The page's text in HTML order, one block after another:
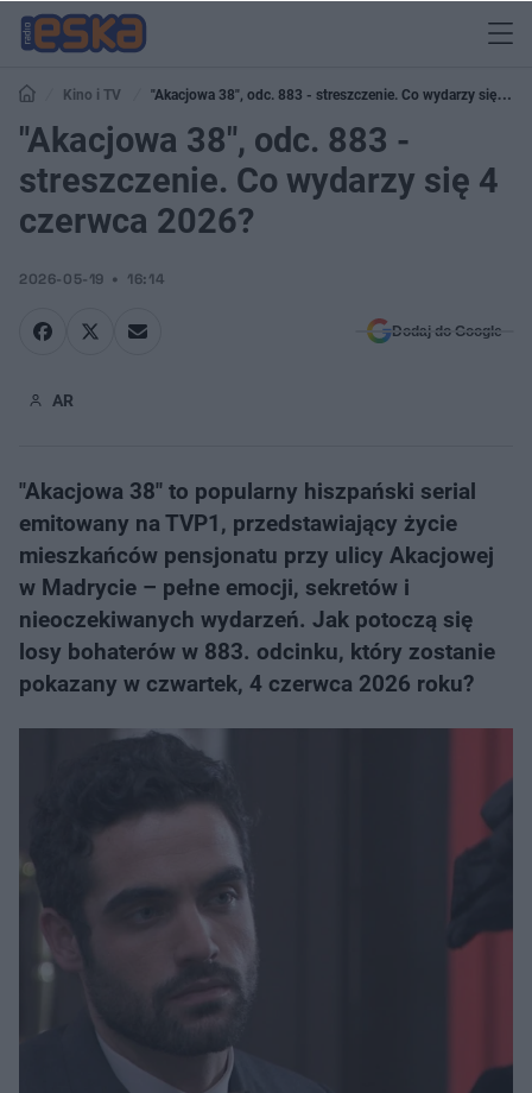
Kino i TV
"Akacjowa 38", odc. 883 - streszczenie. Co wydarzy się 4
czerwca 2026?
"Akacjowa 38", odc. 883 -
streszczenie. Co wydarzy się 4
czerwca 2026?
2026-05-19 16:14
Dodaj do Google
AR
"Akacjowa 38" to popularny hiszpański serial
emitowany na TVP1, przedstawiający życie
mieszkańców pensjonatu przy ulicy Akacjowej
w Madrycie – pełne emocji, sekretów i
nieoczekiwanych wydarzeń. Jak potoczą się
losy bohaterów w 883. odcinku, który zostanie
pokazany w czwartek, 4 czerwca 2026 roku?